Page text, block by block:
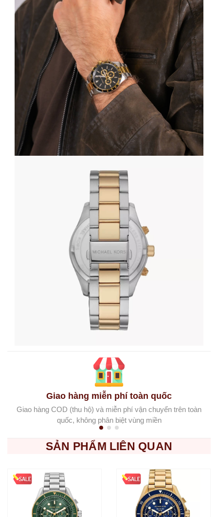
Giao hàng miễn phí toàn quốc
Giao hàng COD (thu hộ) và miễn phí vận chuyển trên toàn
quốc, không phân biệt vùng miền
SẢN PHẨM LIÊN QUAN